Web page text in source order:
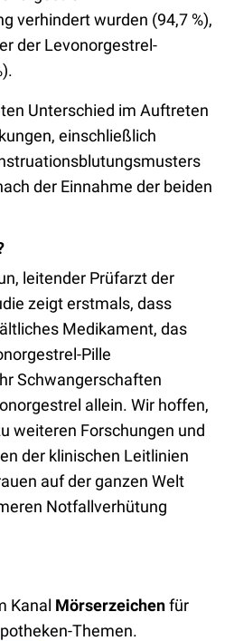
verhindert wurden (94,7 %),
der Levonorgestrel-
Unterschied im Auftreten
einschließlich
der Einnahme der beiden
leitender Prüfarzt der
zeigt erstmals, dass
Medikament, das
Pille
Schwangerschaften
allein. Wir hoffen,
weiteren Forschungen und
der klinischen Leitlinien
auf der ganzen Welt
Notfallverhütung
Kanal Mörserzeichenfür
Themen.